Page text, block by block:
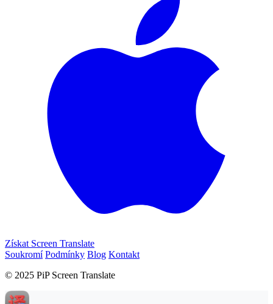
Získat Screen Translate
Soukromí Podmínky Blog Kontakt
© 2025 PiP Screen Translate